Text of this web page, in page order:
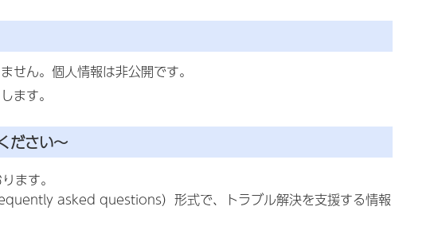
せん。個人情報は非公開です。
ます。
ださい～
ます。
asked questions）形式で、トラブル解決を支援する情報